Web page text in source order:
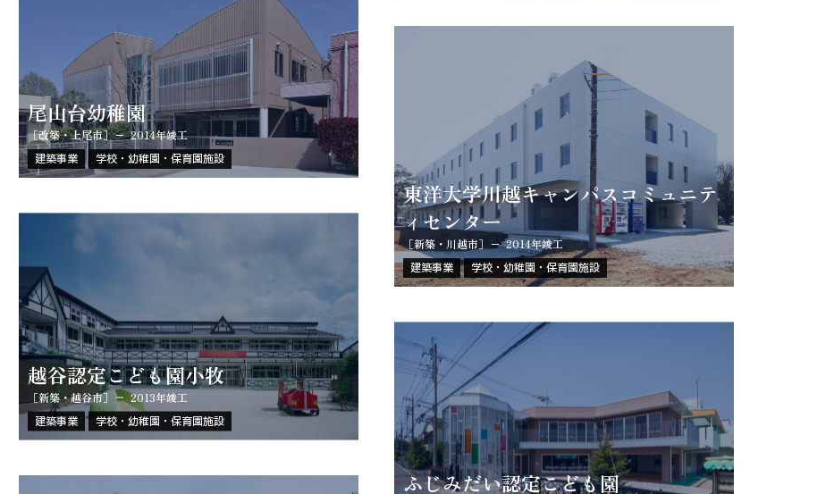
尾山台幼稚園
［改築・上尾市］ 2014年竣工
建築事業 学校・幼稚園・保育園施設
東洋大学川越キャンパスコミュニテ
ィセンター
［新築・川越市］ 2014年竣工
建築事業 学校・幼稚園・保育園施設
越谷認定こども園小牧
［新築・越谷市］ 2013年竣工
建築事業 学校・幼稚園・保育園施設
ふじみだい認定こども園